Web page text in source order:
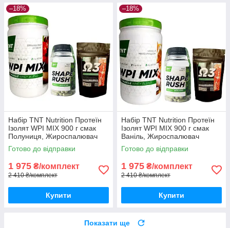
–18%
Набір TNT Nutrition Протеїн
Ізолят WPI MIX 900 г смак
Полуниця, Жироспалювач
Shape Rush, Риб'ячий Жир
Omega-3Корисний
протеїновий
Готово до відправки
1 975 ₴/комплект
2 410 ₴/комплект
Купити
–18%
Набір TNT Nutrition Протеїн
Ізолят WPI MIX 900 г смак
Ваніль, Жироспалювач
Shape Rush, Риб'ячий Жир
Omega-3Корисний
протеїновий
Готово до відправки
1 975 ₴/комплект
2 410 ₴/комплект
Купити
Показати ще